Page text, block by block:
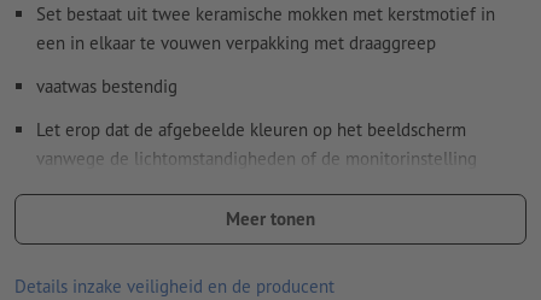
Set bestaat uit twee keramische mokken met kerstmotief in
een in elkaar te vouwen verpakking met draaggreep
vaatwas bestendig
Let erop dat de afgebeelde kleuren op het beeldscherm
vanwege de lichtomstandigheden of de monitorinstelling
afmetingen: 18,7 x 11,2 x 8,6 cm
Materiaal: keramisch
Meer tonen
Details inzake veiligheid en de producent